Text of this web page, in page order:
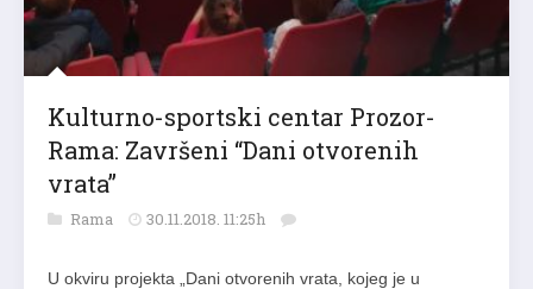
Kulturno-sportski centar Prozor-
Rama: Završeni “Dani otvorenih
vrata”
Rama 30.11.2018. 11:25h
U okviru projekta „Dani otvorenih vrata, kojeg je u